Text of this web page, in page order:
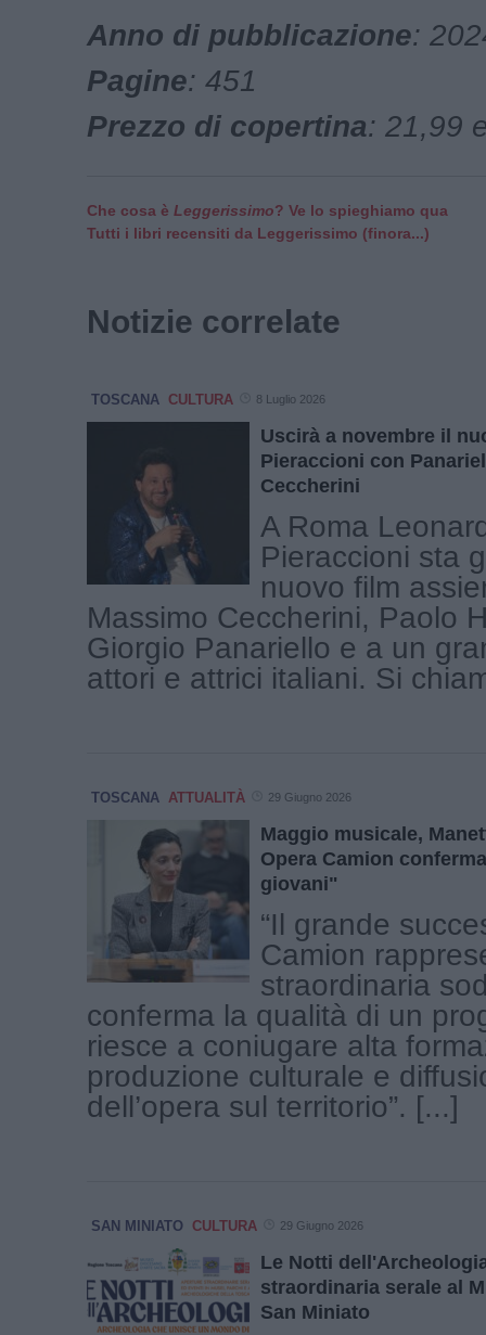
Anno di pubblicazione:
Pagine: 451
Prezzo di copertina: 21,99
Che cosa è Leggerissimo? Ve lo spieghiamo qua
Tutti i libri recensiti da Leggerissimo (finora...)
Notizie correlate
TOSCANA CULTURA 8 Luglio 2026
Uscirà a novembre il
Pieraccioni con
Ceccherini
A Roma
Pieraccioni sta
nuovo film
Massimo Ceccherini, Paolo
Giorgio Panariello e a un
attori e attrici italiani. Si
TOSCANA ATTUALITÀ 29 Giugno 2026
Maggio musicale,
Opera Camion
giovani"
“Il grande
Camion
straordinaria
conferma la qualità di un
riesce a coniugare alta
produzione culturale e
dell’opera sul territorio”. [...]
SAN MINIATO CULTURA 29 Giugno 2026
Le Notti
straordinaria serale al
San Miniato